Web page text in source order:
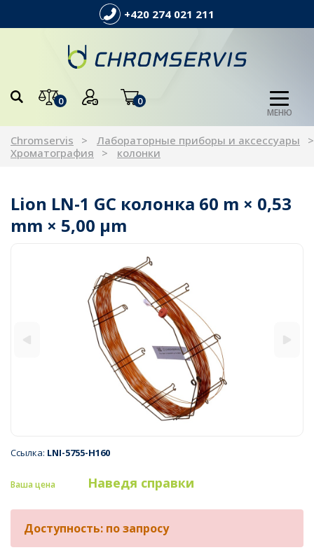
+420 274 021 211
0 0
МЕНЮ
Chromservis
Лабораторные приборы и аксессуары
Хроматография
колонки
Lion LN-1 GC колонка 60 m × 0,53
mm × 5,00 µm
Ссылка: LNI-5755-H160
Ваша цена Наведя справки
Доступность: по запросу